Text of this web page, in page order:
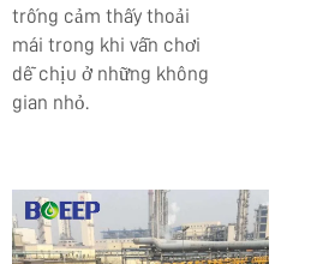
trống cảm thấy thoải
mái trong khi vẫn chơi
dễ chịu ở những không
gian nhỏ.